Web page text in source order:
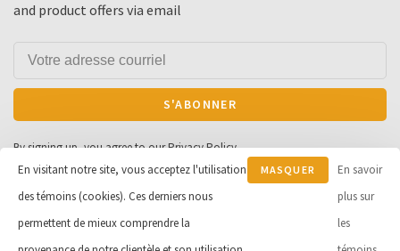
and product offers via email
S'ABONNER
By signing up, you agree to our Privacy Policy.
© Copyright 2026 Cycle et Sports
En visitant notre site, vous acceptez l'utilisation
des témoins (cookies). Ces derniers nous
permettent de mieux comprendre la
MASQUER
En savoir
plus sur
les